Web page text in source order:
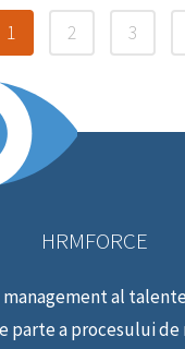
1 2 3
HRMFORCE
al
parte a procesului de